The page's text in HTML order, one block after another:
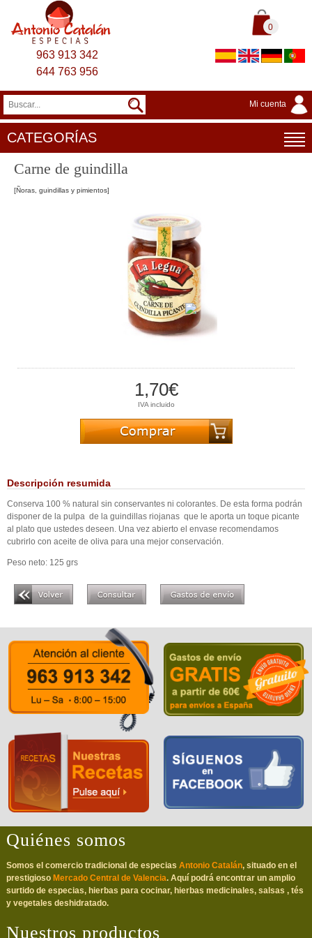
0
963 913 342
644 763 956
Mi cuenta
CATEGORÍAS
Carne de guindilla
[Ñoras, guindillas y pimientos]
1,70€
IVA incluido
Descripción resumida
Conserva 100 % natural sin conservantes ni colorantes. De esta forma podrán
disponer de la pulpa de la guindillas riojanas que le aporta un toque picante
al plato que ustedes deseen. Una vez abierto el envase recomendamos
cubrirlo con aceite de oliva para una mejor conservación.
Peso neto: 125 grs
Quiénes somos
Somos el comercio tradicional de especias Antonio Catalán, situado en el
prestigioso Mercado Central de Valencia. Aquí podrá encontrar un amplio
surtido de especias, hierbas para cocinar, hierbas medicinales, salsas , tés
y vegetales deshidratado.
Nuestros productos